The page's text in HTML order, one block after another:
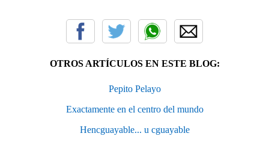
OTROS ARTÍCULOS EN ESTE BLOG:
Pepito Pelayo
Exactamente en el centro del mundo
Hencguayable... u cguayable